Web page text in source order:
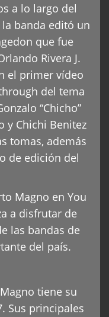
a lo largo del
banda editó un
que fue
Rivera J.
el primer vídeo
del tema
“Chicho”
y Chichi Benitez
tomas, además
de edición del
Magno en You
a disfrutar de
las bandas de
del país.
tiene su
Sus principales